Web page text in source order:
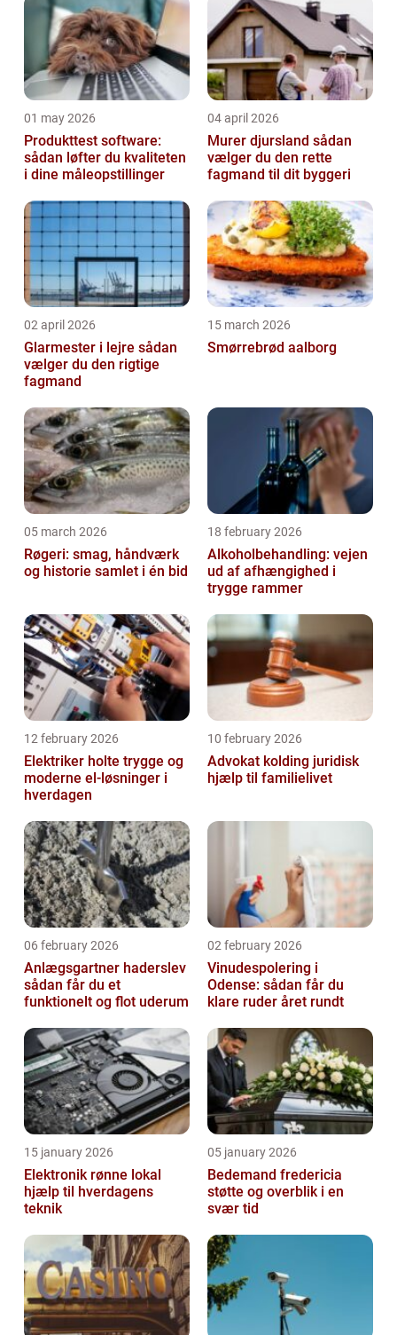
01 may 2026
Produkttest software:
sådan løfter du kvaliteten
i dine måleopstillinger
04 april 2026
Murer djursland sådan
vælger du den rette
fagmand til dit byggeri
02 april 2026
Glarmester i lejre sådan
vælger du den rigtige
fagmand
15 march 2026
Smørrebrød aalborg
05 march 2026
Røgeri: smag, håndværk
og historie samlet i én bid
18 february 2026
Alkoholbehandling: vejen
ud af afhængighed i
trygge rammer
12 february 2026
Elektriker holte trygge og
moderne el-løsninger i
hverdagen
10 february 2026
Advokat kolding juridisk
hjælp til familielivet
06 february 2026
Anlægsgartner haderslev
sådan får du et
funktionelt og flot uderum
02 february 2026
Vinudespolering i
Odense: sådan får du
klare ruder året rundt
15 january 2026
Elektronik rønne lokal
hjælp til hverdagens
teknik
05 january 2026
Bedemand fredericia
støtte og overblik i en
svær tid